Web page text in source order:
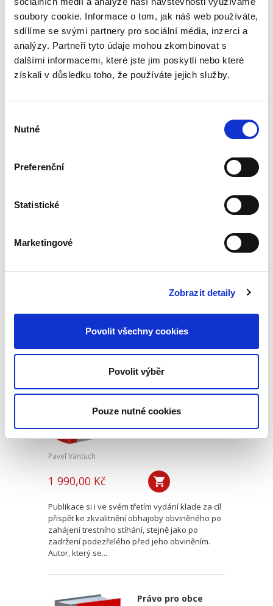
soubory cookie. Informace o tom, jak náš web používáte,
sdílíme se svými partnery pro sociální média, inzerci a
analýzy. Partneři tyto údaje mohou zkombinovat s
dalšími informacemi, které jste jim poskytli nebo které
získali v důsledku toho, že používáte jejich služby.
souhlasu
Nutné
Preferenční
Statistické
Marketingové
Zobrazit detaily
Povolit všechny cookies
Povolit výběr
Pouze nutné cookies
Člen statutárního orgánu je odpovědný za
řádný výkon funkce, nikoliv za výsledek své
činnosti. Z pohledu rozhodování to znamená,
že člen statutárního orgánu je povinen přijmout
dobré (řádné)...
poškozeného v
František Púry,
(adhezním) řízení a o nichž se rozhoduje v
Trestní řízení z
pohledu obhajoby.
3. vydání
Pavel Vantuch
1 990,00 Kč
Publikace si i ve svém třetím vydání klade za cíl
přispět ke zkvalitnění obhajoby obviněného po
zahájení trestního stíhání, stejně jako po
zadržení podezřelého před jeho obviněním.
Autor, který se...
Právo pro obce